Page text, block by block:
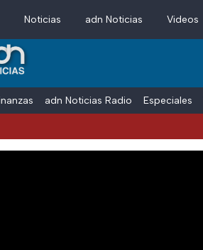
Noticias adn Noticias Videos
adn Noticias Radio Especiales